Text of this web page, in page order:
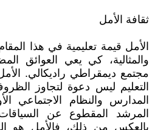
ثقافة الأمل
الأمل قيمة تعليمية في هذا
والمثالية، كي يعي العوائق
مجتمع ديمقراطي راديكالي.
التعليم ليس دعوة لتجاوز
المدارس والنظام الاجتماعي
المرشد المقطوع عن
بالعكس من ذلك، فالأمل هو